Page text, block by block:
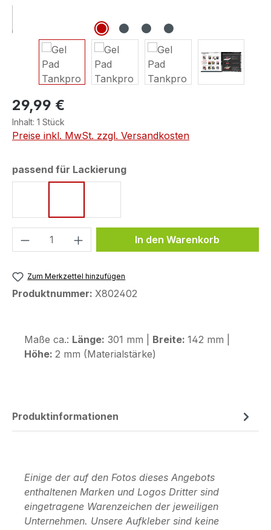
29,99 €
Inhalt: 1 Stück
Preise inkl. MwSt. zzgl. Versandkosten
passend für Lackierungauswählen
Produkt Anzahl: Gib denIn den Warenkorb
Zum Merkzettel hinzufügen
Produktnummer: X802402
Maße ca.: Länge: 301 mm | Breite: 142 mm |
Höhe: 2 mm (Materialstärke)
Produktinformationen
Einige der auf den Fotos dieses Angebots
enthaltenen Marken und Logos Dritter sind
eingetragene Warenzeichen der jeweiligen
Unternehmen. Unsere Aufkleber sind keine